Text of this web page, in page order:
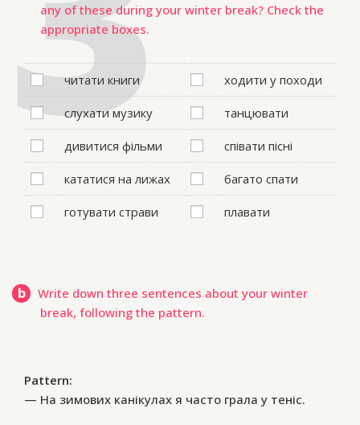
any of these during your winter break? Check the
appropriate boxes.
читати книги ходити у походи
cлухати музику танцювати
дивитися фільми cпівати пісні
кататися на лижах багато спати
готувати страви плавати
b
Write down three sentences about your winter
break, following the pattern.
Pattern:
На зимових канікулах я часто грала у теніс.